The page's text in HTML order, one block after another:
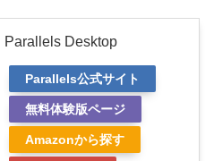
Parallels Desktop
Parallels公式サイト
無料体験版ページ
Amazonから探す